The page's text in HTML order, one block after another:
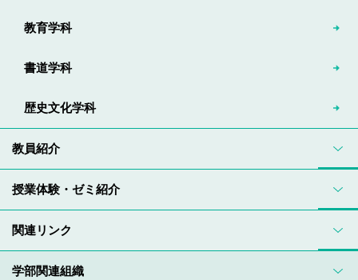
学部関連組織
教育学科
書道学科
歴史文化学科
教員紹介
授業体験・ゼミ紹介
関連リンク